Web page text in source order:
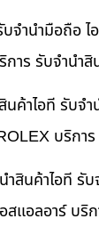
จำนำมือถือ
าร รับจำนำ
ค้าไอที รับ
บริกา
สินค้าไอที
แอลอาร์ บริ